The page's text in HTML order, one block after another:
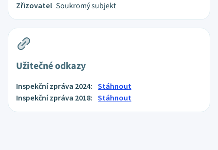
Zřizovatel Soukromý subjekt
Užitečné odkazy
Inspekční zpráva 2024: Stáhnout
Inspekční zpráva 2018: Stáhnout